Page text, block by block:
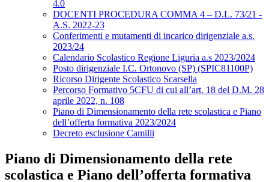
4.0
DOCENTI PROCEDURA COMMA 4 – D.L. 73/21 -
A.S. 2022-23
Conferimenti e mutamenti di incarico dirigenziale a.s.
2023/24
Calendario Scolastico Regione Liguria a.s 2023/2024
Posto dirigenziale I.C. Ortonovo (SP) (SPIC81100P)
Ricorso Dirigente Scolastico Scarsella
Percorso Formativo 5CFU di cui all’art. 18 del D.M. 28
aprile 2022, n. 108
Piano di Dimensionamento della rete scolastica e Piano
dell’offerta formativa 2023/2024
Decreto esclusione Camilli
Piano di Dimensionamento della rete
scolastica e Piano dell’offerta formativa